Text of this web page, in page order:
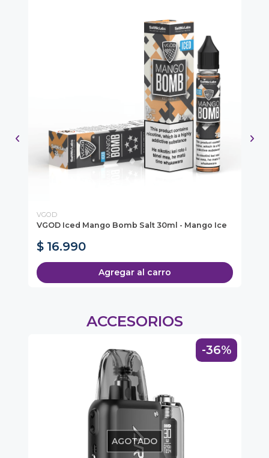
VGOD
VGOD Iced Mango Bomb Salt 30ml - Mango Ice
$ 16.990
Agregar al carro
ACCESORIOS
-36%
AGOTADO